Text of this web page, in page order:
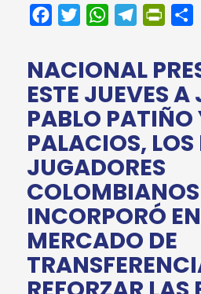
FacebookTwitterWhatsAppTelegram
NACIONAL
ESTE JUEVES
PABLO PATIÑO
PALACIOS, LOS
JUGADORES
INCORPORÓ
MERCADO DE